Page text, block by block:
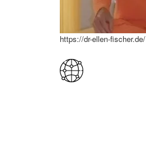
https://dr-ellen-fischer.de/